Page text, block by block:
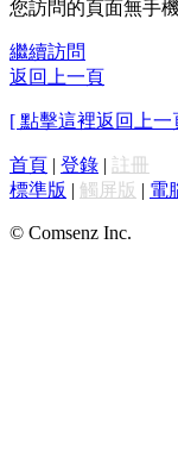
您訪問的頁面無手
繼續訪問
返回上一頁
[ 點擊這裡返回上一
首頁 | 登錄 | 註冊
標準版 | 觸屏版 | 電
© Comsenz Inc.